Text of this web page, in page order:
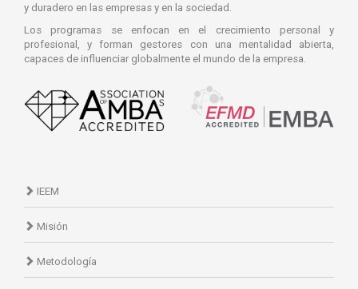
y duradero en las empresas y en la sociedad.
Los programas se enfocan en el crecimiento personal y
profesional, y forman gestores con una mentalidad abierta,
capaces de influenciar globalmente el mundo de la empresa.
IEEM
Misión
Metodología